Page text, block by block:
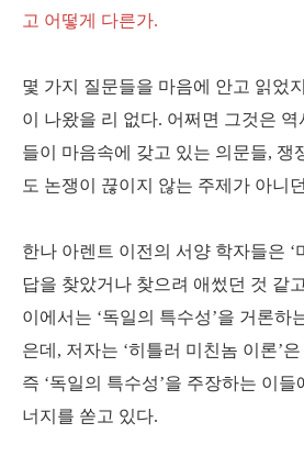
고 어떻게 다른가.
몇 가지 질문들을 마음에 안고 읽었
이 나왔을 리 없다. 어쩌면 그것은 역
들이 마음속에 갖고 있는 의문들, 쟁
도 논쟁이 끊이지 않는 주제가 아니
한나 아렌트 이전의 서양 학자들은 ‘
답을 찾았거나 찾으려 애썼던 것 같
이에서는 ‘독일의 특수성’을 거론하
은데, 저자는 ‘히틀러 미친놈 이론’
즉 ‘독일의 특수성’을 주장하는 이들
너지를 쏟고 있다.